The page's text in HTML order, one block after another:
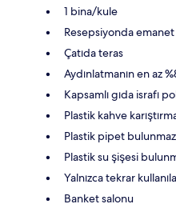
1 bina/kule
Resepsiyonda emanet
Çatıda teras
Aydınlatmanın en az
Kapsamlı gıda israfı
Plastik kahve
Plastik pipet bulunmaz
Plastik su şişesi
Yalnızca tekrar
Banket salonu